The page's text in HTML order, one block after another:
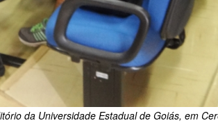
da Universidade Estadual de Goiás, em